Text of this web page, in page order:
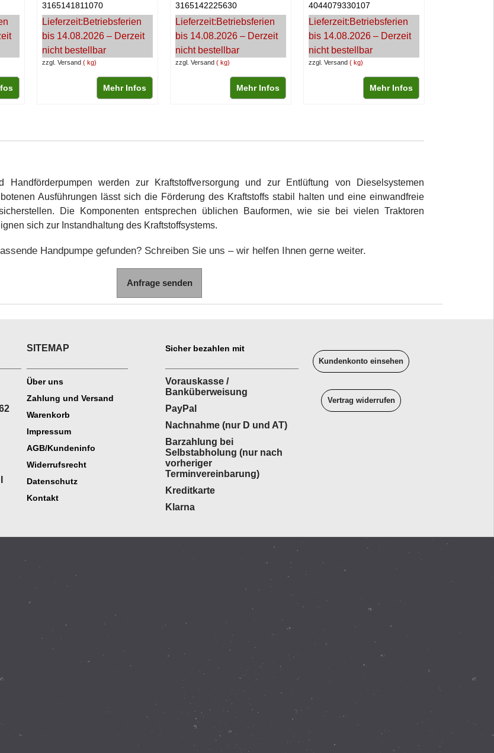
zzgl. Versand kg
3165141811070
Lieferzeit:Betriebsferien
bis 14.08.2026 – Derzeit
nicht bestellbar
Mehr Infos
zzgl. Versand kg
3165142225630
Lieferzeit:Betriebsferien
bis 14.08.2026 – Derzeit
nicht bestellbar
Mehr Infos
zzgl. Versand kg
4044079330107
Lieferzeit:Betriebsferien
bis 14.08.2026 – Derzeit
nicht bestellbar
Mehr Infos
Handförderpumpen werden zur Kraftstoffversorgung und zur Entlüftung von Dieselsystemen
Ausführungen lässt sich die Förderung des Kraftstoffs stabil halten und eine einwandfreie
Die Komponenten entsprechen üblichen Bauformen, wie sie bei vielen Traktoren
sich zur Instandhaltung des Kraftstoffsystems.
Handpumpe gefunden? Schreiben Sie uns – wir helfen Ihnen gerne weiter.
Anfrage senden
SITEMAP
Über uns
Zahlung und Versand
Warenkorb
Impressum
AGB/Kundeninfo
Widerrufsrecht
Datenschutz
Kontakt
Sicher bezahlen mit
Vorauskasse /
Banküberweisung
PayPal
Nachnahme (nur D und AT)
Barzahlung bei
Selbstabholung (nur nach
vorheriger
Terminvereinbarung)
Kreditkarte
Klarna
Kundenkonto einsehen
Vertrag widerrufen